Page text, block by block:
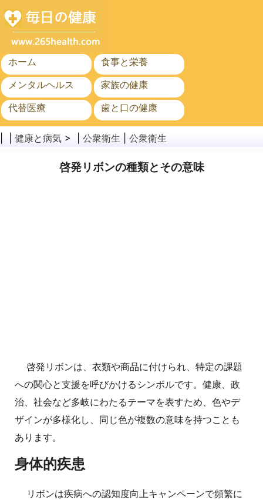
ホーム
食事と栄養
メンタルヘルス
家族の健康
代替医療
歯と口の健康
がん
公衆衛生
健康と病気 > | 公衆衛生 公衆衛生
啓発リボンの種類とその意味
啓発リボンは、衣類や商品に付けられ、特定の課題
への関心と支援を呼びかけるシンボルです。健康、政
治、社会など多岐にわたるテーマを表すため、色やデ
ザインが多様化し、同じ色が複数の意味を持つことも
あります。
身体的疾患
リボンは疾病への認知度向上キャンペーンで頻繁に